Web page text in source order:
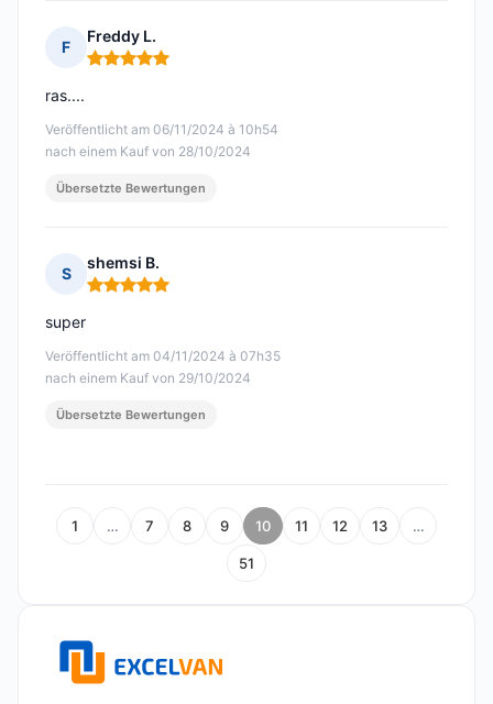
F
Freddy L.
Hinweis: 5 von 5
Veröffentlicht am 06/11/2024 à 10h54
nach einem Kauf von 28/10/2024
ras....
Übersetzte Bewertungen
S
shemsi B.
Hinweis: 5 von 5
Veröffentlicht am 04/11/2024 à 07h35
nach einem Kauf von 29/10/2024
super
Übersetzte Bewertungen
1 … 7 8 9 10 11 12 13 …
51